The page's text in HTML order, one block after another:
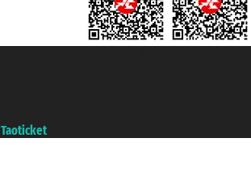
Taoticket